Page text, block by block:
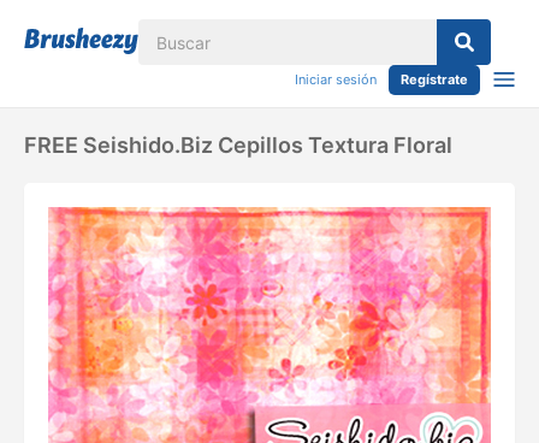
Iniciar sesión Regístrate
FREE Seishido.biz Cepillos Textura Floral